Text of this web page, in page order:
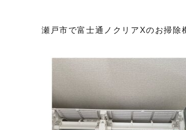
瀬戸市で富士通ノクリアXのお掃除